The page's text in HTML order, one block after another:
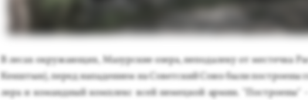
В ле­сах ок­ру­жа­ющих, Ма­зур­ские озе­ра, не­пода­леку от мес­течка
Кен­штын), пе­ред на­паде­ни­ем на Со­вет­ский Со­юз бы­ли пос­тро­ены
ле­ра и ко­ман­дный ком­плекс всей не­мец­кой ар­мии. "Пос­тро­ены"